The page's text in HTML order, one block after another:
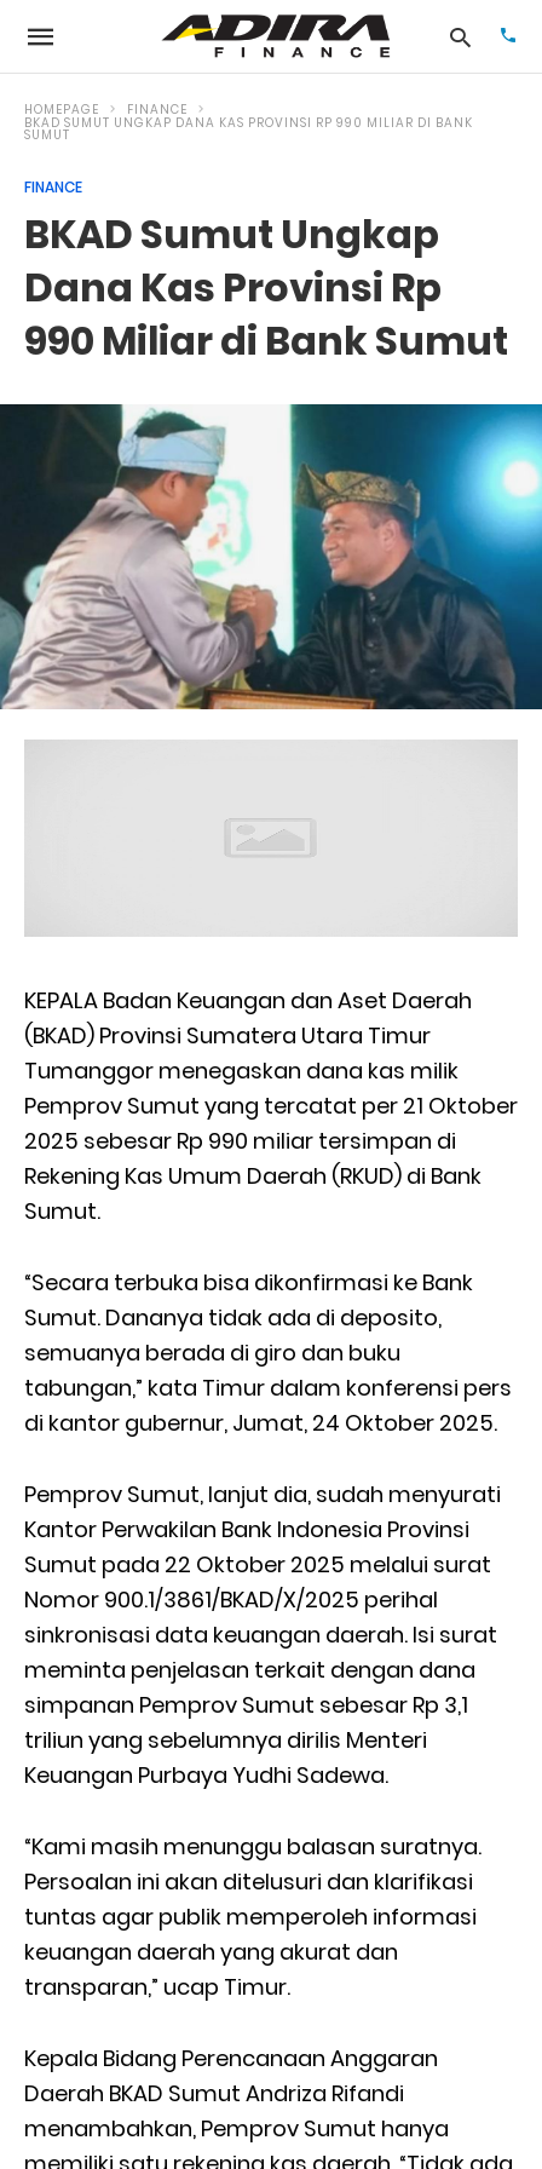
HOMEPAGE FINANCE
BKAD SUMUT UNGKAP DANA KAS PROVINSI RP 990 MILIAR DI BANK
SUMUT
FINANCE
BKAD Sumut Ungkap
Dana Kas Provinsi Rp
990 Miliar di Bank Sumut
KEPALA Badan Keuangan dan Aset Daerah
(BKAD) Provinsi Sumatera Utara Timur
Tumanggor menegaskan dana kas milik
Pemprov Sumut yang tercatat per 21 Oktober
2025 sebesar Rp 990 miliar tersimpan di
Rekening Kas Umum Daerah (RKUD) di Bank
Sumut.
“Secara terbuka bisa dikonfirmasi ke Bank
Sumut. Dananya tidak ada di deposito,
semuanya berada di giro dan buku
tabungan,” kata Timur dalam konferensi pers
di kantor gubernur, Jumat, 24 Oktober 2025.
Pemprov Sumut, lanjut dia, sudah menyurati
Kantor Perwakilan Bank Indonesia Provinsi
Sumut pada 22 Oktober 2025 melalui surat
Nomor 900.1/3861/BKAD/X/2025 perihal
sinkronisasi data keuangan daerah. Isi surat
meminta penjelasan terkait dengan dana
simpanan Pemprov Sumut sebesar Rp 3,1
triliun yang sebelumnya dirilis Menteri
Keuangan Purbaya Yudhi Sadewa.
“Kami masih menunggu balasan suratnya.
Persoalan ini akan ditelusuri dan klarifikasi
tuntas agar publik memperoleh informasi
keuangan daerah yang akurat dan
transparan,” ucap Timur.
Kepala Bidang Perencanaan Anggaran
Daerah BKAD Sumut Andriza Rifandi
menambahkan, Pemprov Sumut hanya